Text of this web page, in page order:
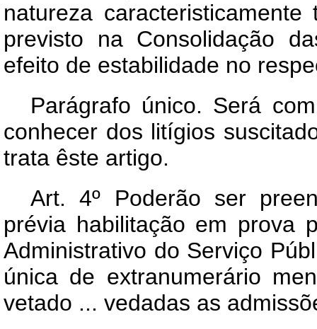
natureza
previsto na Consolidação
efeito de estabilidade no
Parágrafo único. Será
conhecer dos litígios
trata êste artigo.
Art. 4º Poderão ser
prévia habilitação em prova
Administrativo do Serviço
única de extranumerário
vetado ... vedadas as